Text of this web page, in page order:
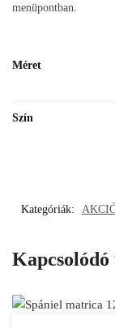
menüpontban.
Méret
Szín
Kategóriák: